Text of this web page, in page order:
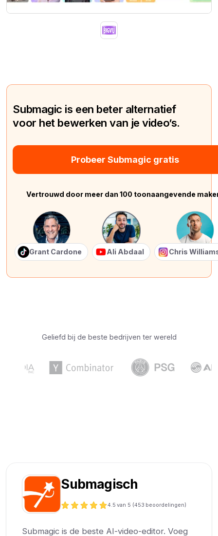
Submagic is een beter alternatief
voor het bewerken van je video’s.
Probeer Submagic gratis
Vertrouwd door meer dan 100 toonaangevende
Grant Cardone Ali Abdaal Chris
Geliefd bij de beste bedrijven ter wereld
Submagisch
4.5 van 5 (453 beoordelingen)
Submagic is de beste AI-video-editor. Voeg